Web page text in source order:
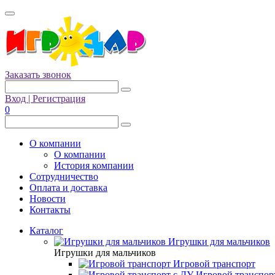
Заказать звонок
Вход | Регистрация
0
О компании
О компании
История компании
Сотрудничество
Оплата и доставка
Новости
Контакты
Каталог
Игрушки для мальчиков
Игрушки для мальчиков
Игровой транспорт